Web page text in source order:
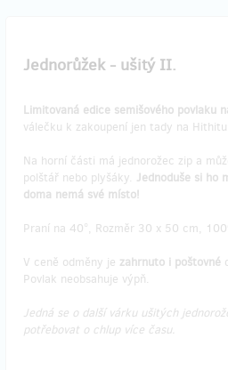
Jednorůžek - ušitý II.
Limitovaná edice semišového povlaku
válečku k zakoupení jen tady na Hithitu.
Na horní části má jednorožec zip a
polštář nebo plyšáky. Jednoduše si ho
doma nemá své místo!
Praní na 40°, Rozměr 30 x 50 cm,
V ceně odměny je zahrnuto i poštovné
Povlak neobsahuje výpň.
Jedná se o další várku ušitých
potřebovat o chlup více času.